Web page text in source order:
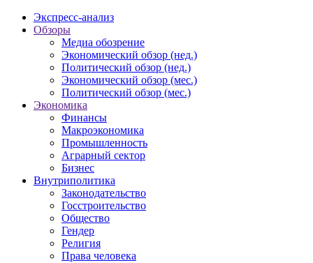
Экспресс-анализ
Обзоры
Медиа обозрение
Экономический обзор (нед.)
Политический обзор (нед.)
Экономический обзор (мес.)
Политический обзор (мес.)
Экономика
Финансы
Макроэкономика
Промышленность
Аграрный сектор
Бизнес
Внутриполитика
Законодательство
Госстроительство
Общество
Гендер
Религия
Права человека